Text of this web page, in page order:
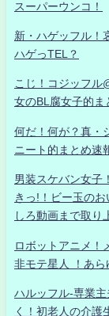
スーパーウンコ！
新・ハゲッフル！
ハゲっTEL？
こじ！コジッフル
女のBL腐女子的ま
何だ！何が？真
ニート的まとめ速
男装スケバン女子
きっ!！ビー玉の
しろ動画まで取り
ロボットアニメ！
非モテ星人 ！あら
ハルッフル-専業
く！初老人の介護